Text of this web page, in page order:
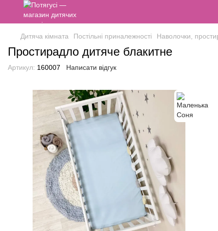
Дитяча кімната Постільні приналежності Наволочки,
Простирадло дитяче блакитне
Артикул: 160007 Написати відгук